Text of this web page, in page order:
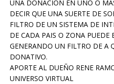
UNA DONACION EN UNO O
DECIR QUE UNA SUERTE DE
FILTRO DE UN SISTEMA DE
DE CADA PAIS O ZONA PUEDE
GENERANDO UN FILTRO DE A
DONATIVO.
APORTE AL DUEÑO RENE
UNIVERSO VIRTUAL